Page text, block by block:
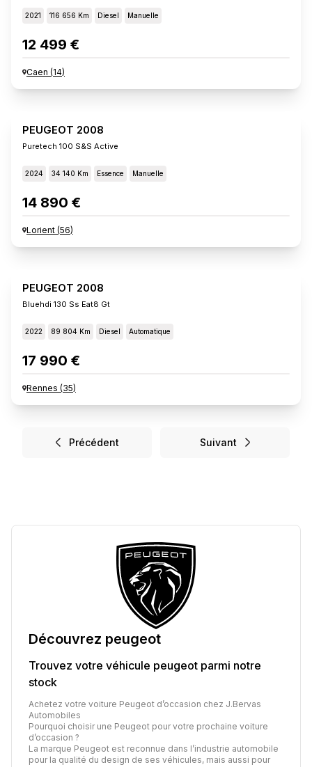
2021 116 656 Km Diesel Manuelle
12 499 €
Caen (14)
PEUGEOT 2008
Puretech 100 S&s Active
2024 34 140 Km Essence Manuelle
14 890 €
Lorient (56)
PEUGEOT 2008
Bluehdi 130 Ss Eat8 Gt
2022 89 804 Km Diesel Automatique
17 990 €
Rennes (35)
Précédent Suivant
Découvrez peugeot
Trouvez votre véhicule peugeot parmi notre
stock
Achetez votre voiture Peugeot d’occasion chez J.Bervas
Automobiles
Pourquoi choisir une Peugeot pour votre prochaine voiture
d’occasion ?
La marque Peugeot est reconnue dans l’industrie automobile
pour la qualité du design de ses véhicules, mais aussi pour